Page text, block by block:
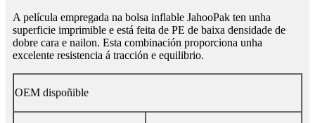
A película empregada na bolsa inflable JahooPak ten unha
superficie imprimible e está feita de PE de baixa densidade de
dobre cara e nailon. Esta combinación proporciona unha
excelente resistencia á tracción e equilibrio.
OEM dispoñible